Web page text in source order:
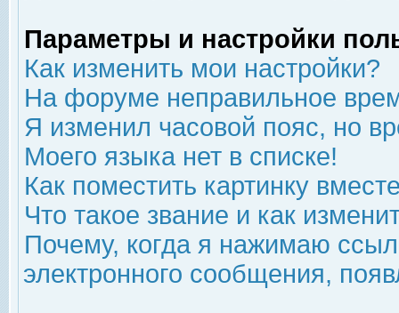
Параметры и настройки
Как изменить мои настройки?
На форуме неправильное
Я изменил часовой пояс, но
Моего языка нет в списке!
Как поместить картинку
Что такое звание и как
Почему, когда я нажимаю
электронного сообщения,